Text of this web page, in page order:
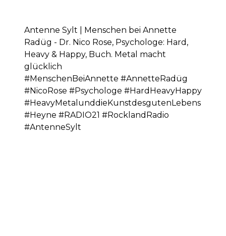
Antenne Sylt | Menschen bei Annette
Radüg - Dr. Nico Rose, Psychologe: Hard,
Heavy & Happy, Buch. Metal macht
glücklich
#MenschenBeiAnnette #AnnetteRadüg
#NicoRose #Psychologe #HardHeavyHappy
#HeavyMetalunddieKunstdesgutenLebens
#Heyne #RADIO21 #RocklandRadio
#AntenneSylt